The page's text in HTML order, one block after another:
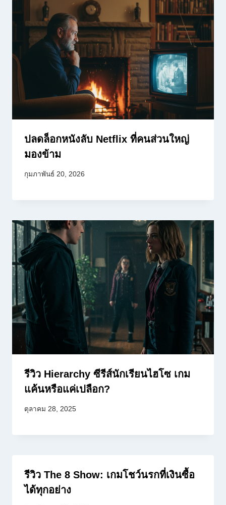
ปลดล็อกหนังลับ Netflix ที่คนส่วนใหญ่
มองข้าม
กุมภาพันธ์ 20, 2026
รีวิว Hierarchy ซีรีส์นักเรียนไฮโซ เกม
แค้นหรือแค่เปลือก?
ตุลาคม 28, 2025
รีวิว The 8 Show: เกมโชว์นรกที่เงินซื้อ
ได้ทุกอย่าง